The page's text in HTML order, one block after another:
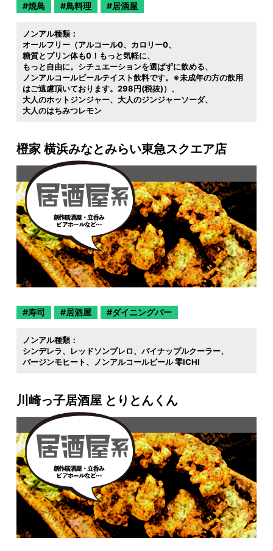
焼鳥 鳥料理 居酒屋
ノンアル種類：
オールフリー（アルコール0
カロリー0
糖質とプリン体も0！もっと気軽に
もっと自由に。シチュエーションを選ばずに飲める
ノンアルコールビールテイスト飲料です。※未成年の方の飲用
はご遠慮頂いております。298円(税抜)）
大人のホットジンジャー
大人のジンジャーソーダ
大人のはちみつレモン
橙家 横浜みなとみらい東急スクエア店
寿司 居酒屋 ダイニングバー
ノンアル種類：
シンデレラ
レッドソンブレロ
パイナップルクーラー
バージンモヒート
ノンアルコールビール 零ICHI
川崎っ子居酒屋 とりとんくん